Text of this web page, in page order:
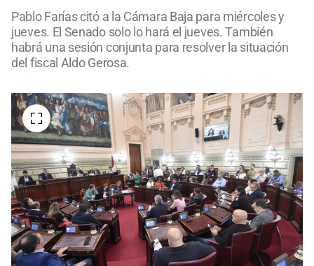
Pablo Farías citó a la Cámara Baja para miércoles y
jueves. El Senado solo lo hará el jueves. También
habrá una sesión conjunta para resolver la situación
del fiscal Aldo Gerosa.